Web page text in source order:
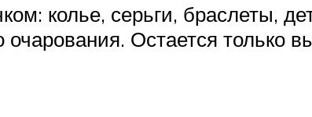
колье, серьги, браслеты,
очарования. Остается только